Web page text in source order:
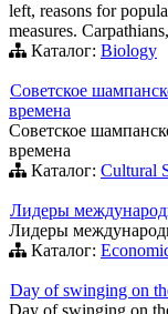
left, reasons for
measures.
Каталог: Biology
Советское
времена
Советское
времена
Каталог: Cultural
Лидеры
Лидеры
Каталог:
Day of swinging on
Day of swinging on